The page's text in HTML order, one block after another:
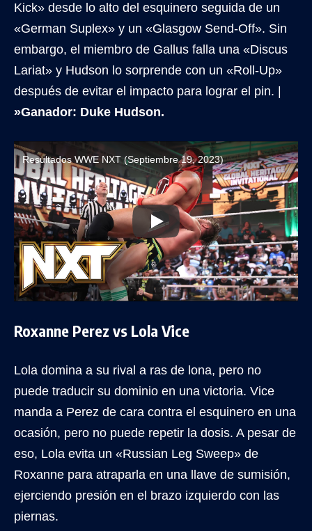
Kick» desde lo alto del esquinero seguida de un
«German Suplex» y un «Glasgow Send-Off». Sin
embargo, el miembro de Gallus falla una «Discus
Lariat» y Hudson lo sorprende con un «Roll-Up»
después de evitar el impacto para lograr el pin. |
»Ganador: Duke Hudson.
Resultados WWE NXT (Septiembre 19, 2023)
Roxanne Perez vs Lola Vice
Lola domina a su rival a ras de lona, pero no
puede traducir su dominio en una victoria. Vice
manda a Perez de cara contra el esquinero en una
ocasión, pero no puede repetir la dosis. A pesar de
eso, Lola evita un «Russian Leg Sweep» de
Roxanne para atraparla en una llave de sumisión,
ejerciendo presión en el brazo izquierdo con las
piernas.